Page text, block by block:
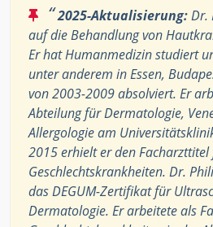
“2025-Aktualisierung:Dr.
auf die Behandlung von
Er hat Humanmedizin studiert
unter anderem in Essen,
von 2003-2009 absolviert. Er
Abteilung für Dermatologie,
Allergologie am
2015 erhielt er den
Geschlechtskrankheiten. Dr.
das DEGUM-Zertifikat für
Dermatologie. Er arbeitete als